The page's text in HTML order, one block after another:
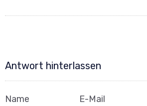
Antwort hinterlassen
Name E-Mail